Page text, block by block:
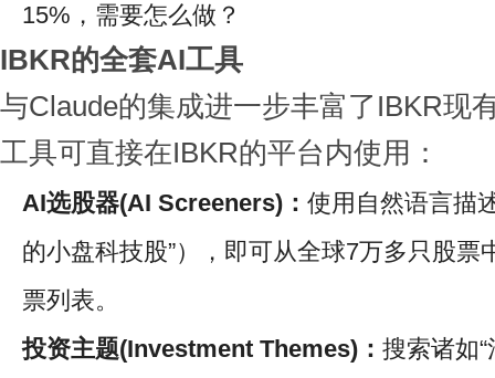
15%，需要怎么做？
IBKR的全套AI工具
与Claude的集成进一步丰富了IBKR现
工具可直接在IBKR的平台内使用：
AI选股器(AI Screeners)： 使用自然语言描
的小盘科技股”），即可从全球7万多只股
票列表。
投资主题(Investment Themes)： 搜索诸如“